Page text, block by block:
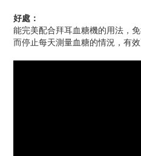
好處：
能完美配合拜耳血糖機的用法，
而停止每天測量血糖的情況，有效